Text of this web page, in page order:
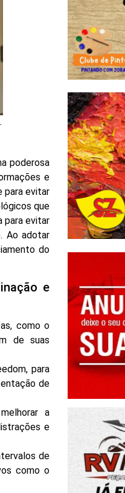
poderosa
e
para evitar
que
para evitar
Ao adotar
do
e
como o
de suas
para
de
a
e
de
como o